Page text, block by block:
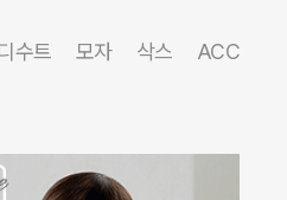
수트 모자 삭스 ACC